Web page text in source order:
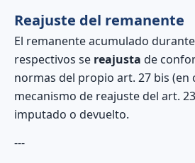
Reajuste del remanente
El remanente acumulado
respectivos se reajusta de
normas del propio art. 27 bis (en
mecanismo de reajuste del art.
imputado o devuelto.
---